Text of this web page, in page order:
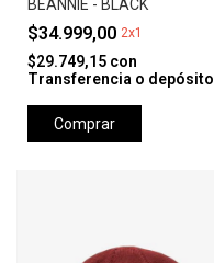
BEANNIE - BLACK
$34.999,00 2x1
$29.749,15 con
Transferencia o depósito
Comprar